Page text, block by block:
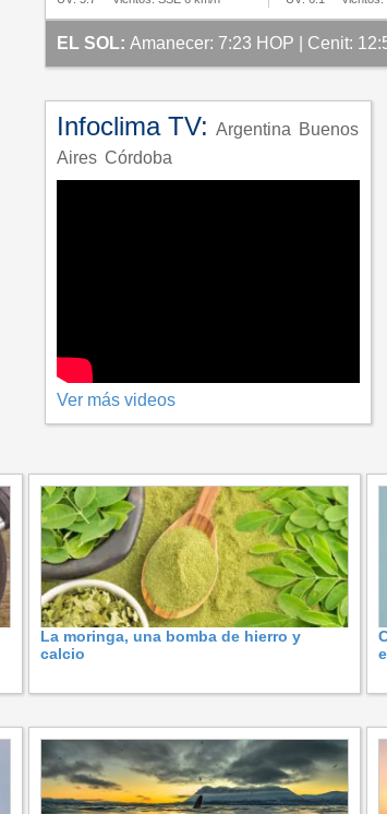
EL SOL: Amanecer: 7:23 HOP | Cenit:
Infoclima TV: Argentina Buenos
Aires Córdoba
Ver más videos
La moringa, una bomba de hierro y
calcio